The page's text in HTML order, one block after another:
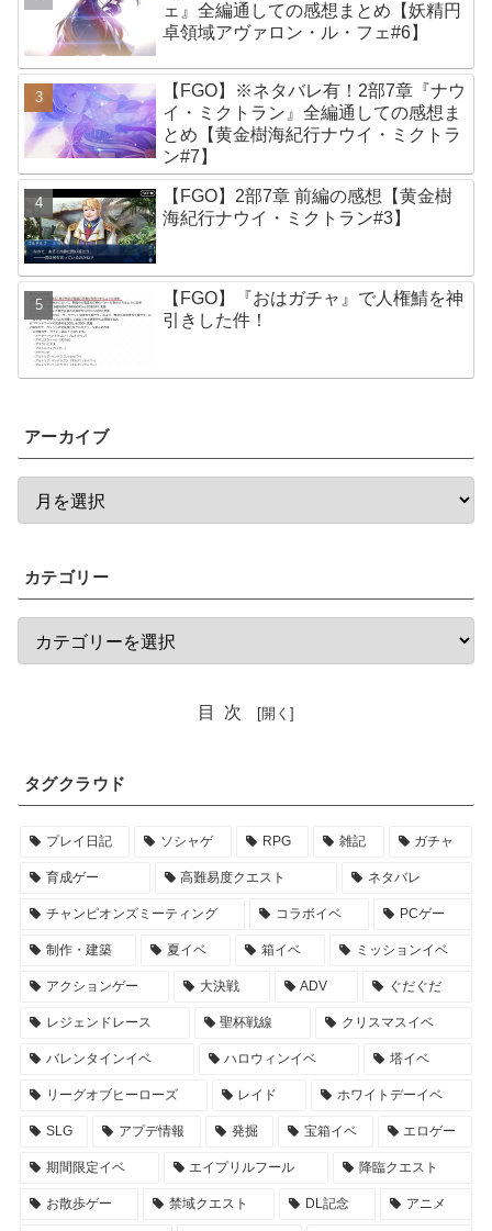
ェ』全編通しての感想まとめ【妖精円
卓領域アヴァロン・ル・フェ#6】
【FGO】※ネタバレ有！2部7章『ナウ
イ・ミクトラン』全編通しての感想ま
とめ【黄金樹海紀行ナウイ・ミクトラ
ン#7】
【FGO】2部7章 前編の感想【黄金樹
海紀行ナウイ・ミクトラン#3】
【FGO】『おはガチャ』で人権鯖を神
引きした件！
アーカイブ
カテゴリー
目次
タグクラウド
プレイ日記 ソシャゲ RPG 雑記 ガチャ
育成ゲー 高難易度クエスト ネタバレ
チャンピオンズミーティング コラボイベ PCゲー
制作・建築 夏イベ 箱イベ ミッションイベ
アクションゲー 大決戦 ADV ぐだぐだ
レジェンドレース 聖杯戦線 クリスマスイベ
バレンタインイベ ハロウィンイベ 塔イベ
リーグオブヒーローズ レイド ホワイトデーイベ
SLG アプデ情報 発掘 宝箱イベ エロゲー
期間限定イベ エイプリルフール 降臨クエスト
お散歩ゲー 禁域クエスト DL記念 アニメ